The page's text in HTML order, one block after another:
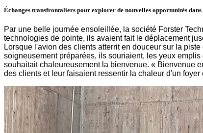
Échanges transfrontaliers pour explorer de nouvelles opportunités
Par une belle journée ensoleillée, la société Forster
technologies de pointe, ils avaient fait le déplacement
Lorsque l'avion des clients atterrit en douceur sur la
soigneusement préparées, ils souriaient, les yeux
souhaitait chaleureusement la bienvenue. « Bienvenue
des clients et leur faisaient ressentir la chaleur d'un foyer